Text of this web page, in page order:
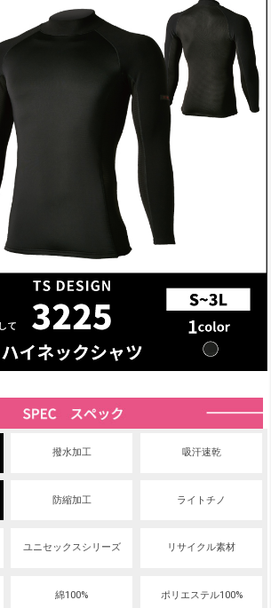
撥水加工 吸汗速乾
防縮加工 ライトチノ
ユニセックスシリーズ リサイクル素材
綿100% ポリエステル100%